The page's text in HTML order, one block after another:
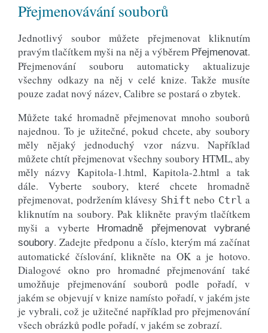
Přejmenovávání souborů
Jednotlivý soubor můžete přejmenovat kliknutím
pravým tlačítkem myši na něj a výběrem Přejmenovat.
Přejmenování souboru automaticky aktualizuje
všechny odkazy na něj v celé knize. Takže musíte
pouze zadat nový název, Calibre se postará o zbytek.
Můžete také hromadně přejmenovat mnoho souborů
najednou. To je užitečné, pokud chcete, aby soubory
měly nějaký jednoduchý vzor názvu. Například
můžete chtít přejmenovat všechny soubory HTML, aby
měly názvy Kapitola-1.html, Kapitola-2.html a tak
dále. Vyberte soubory, které chcete hromadně
přejmenovat, podržením klávesy Shift nebo Ctrl a
kliknutím na soubory. Pak klikněte pravým tlačítkem
myši a vyberte
Hromadně přejmenovat vybrané
soubory. Zadejte předponu a číslo, kterým má začínat
automatické číslování, klikněte na OK a je hotovo.
Dialogové okno pro hromadné přejmenování také
umožňuje přejmenování souborů podle pořadí, v
jakém se objevují v knize namísto pořadí, v jakém jste
je vybrali, což je užitečné například pro přejmenování
všech obrázků podle pořadí, v jakém se zobrazí.